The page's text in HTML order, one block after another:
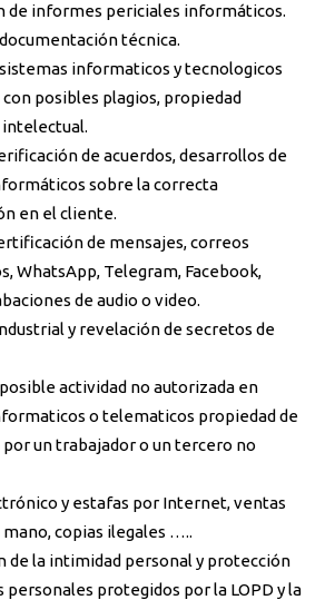
de informes periciales informáticos.
técnica.
informaticos y tecnologicos
posibles plagios, propiedad
de acuerdos, desarrollos de
sobre la correcta
en el cliente.
de mensajes, correos
WhatsApp, Telegram, Facebook,
de audio o video.
y revelación de secretos de
actividad no autorizada en
o telematicos propiedad de
un trabajador o un tercero no
y estafas por Internet, ventas
mano, copias ilegales …..
de la intimidad personal y protección
personales protegidos por la LOPD y la